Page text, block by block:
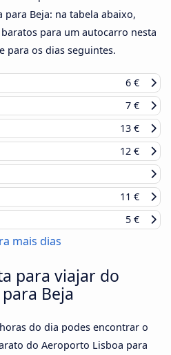
Beja: na tabela abaixo,
para um autocarro nesta
e para os dias seguintes.
6 €
7 €
13 €
12 €
11 €
5 €
mais dias
para viajar do
Beja
do dia podes encontrar o
do Aeroporto Lisboa para